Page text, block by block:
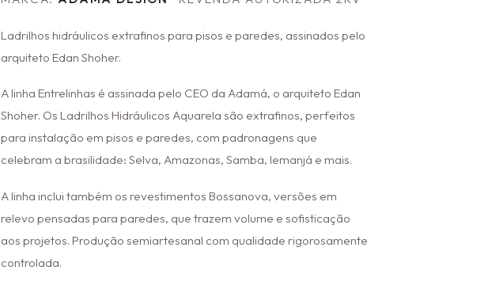
Ladrilhos hidráulicos extrafinos para pisos e paredes, assinados pelo
arquiteto Edan Shoher.
A linha Entrelinhas é assinada pelo CEO da Adamá, o arquiteto Edan
Shoher. Os Ladrilhos Hidráulicos Aquarela são extrafinos, perfeitos
para instalação em pisos e paredes, com padronagens que
celebram a brasilidade: Selva, Amazonas, Samba, Iemanjá e mais.
A linha inclui também os revestimentos Bossanova, versões em
relevo pensadas para paredes, que trazem volume e sofisticação
aos projetos. Produção semiartesanal com qualidade rigorosamente
controlada.